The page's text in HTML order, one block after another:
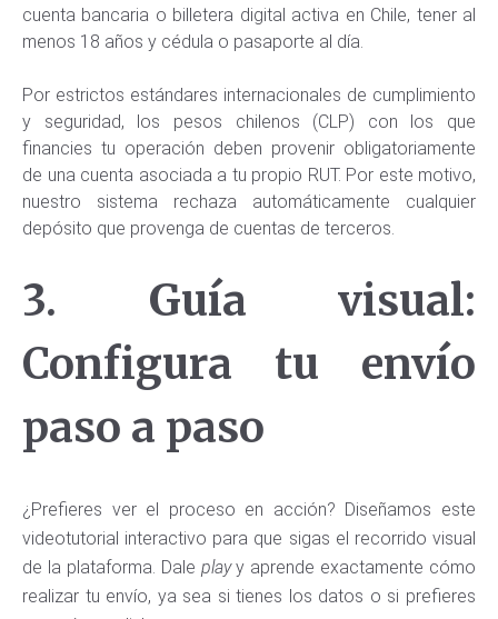
cuenta bancaria o billetera digital activa en Chile, tener al
menos 18 años y cédula o pasaporte al día.
Por estrictos estándares internacionales de cumplimiento
y seguridad, los pesos chilenos (CLP) con los que
financies tu operación deben provenir obligatoriamente
de una cuenta asociada a tu propio RUT. Por este motivo,
nuestro sistema rechaza automáticamente cualquier
depósito que provenga de cuentas de terceros.
3. Guía visual:
Configura tu envío
paso a paso
¿Prefieres ver el proceso en acción? Diseñamos este
videotutorial interactivo para que sigas el recorrido visual
de la plataforma. Dale playy aprende exactamente cómo
realizar tu envío, ya sea si tienes los datos o si prefieres